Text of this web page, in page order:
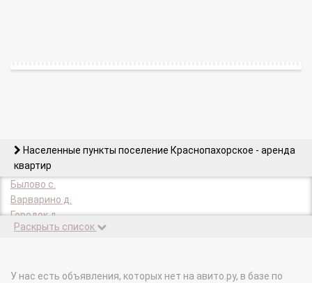
Населенные пункты поселение Краснопахорское - аренда
квартир
Былово с.
Варварино д.
Городок д.
Колотилово д.
Красная Пахра с.
Раскрыть список
У нас есть объявления, которых нет на авито.ру, в базе по